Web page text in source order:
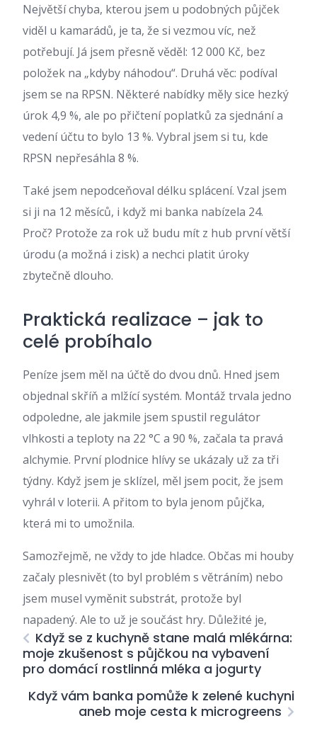
Největší chyba, kterou jsem u podobných půjček
viděl u kamarádů, je ta, že si vezmou víc, než
potřebují. Já jsem přesně věděl: 12 000 Kč, bez
položek na „kdyby náhodou“. Druhá věc: podíval
jsem se na RPSN. Některé nabídky měly sice hezký
úrok 4,9 %, ale po přičtení poplatků za sjednání a
vedení účtu to bylo 13 %. Vybral jsem si tu, kde
RPSN nepřesáhla 8 %.
Také jsem nepodceňoval délku splácení. Vzal jsem
si ji na 12 měsíců, i když mi banka nabízela 24.
Proč? Protože za rok už budu mít z hub první větší
úrodu (a možná i zisk) a nechci platit úroky
zbytečně dlouho.
Praktická realizace – jak to
celé probíhalo
Peníze jsem měl na účtě do dvou dnů. Hned jsem
objednal skříň a mlžící systém. Montáž trvala jedno
odpoledne, ale jakmile jsem spustil regulátor
vlhkosti a teploty na 22 °C a 90 %, začala ta pravá
alchymie. První plodnice hlívy se ukázaly už za tři
týdny. Když jsem je sklízel, měl jsem pocit, že jsem
vyhrál v loterii. A přitom to byla jenom půjčka,
která mi to umožnila.
Samozřejmě, ne vždy to jde hladce. Občas mi houby
začaly plesnivět (to byl problém s větráním) nebo
jsem musel vyměnit substrát, protože byl
napadený. Ale to už je součást hry. Důležité je,
Když se z kuchyně stane malá mlékárna:
moje zkušenost s půjčkou na vybavení
pro domácí rostlinná mléka a jogurty
Když vám banka pomůže k zelené kuchyni
aneb moje cesta k microgreens